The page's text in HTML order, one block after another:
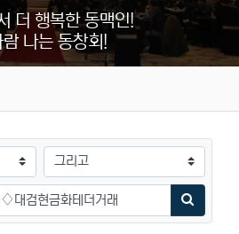
더 행복한 동맥인!
나는 동창회!
검색하기